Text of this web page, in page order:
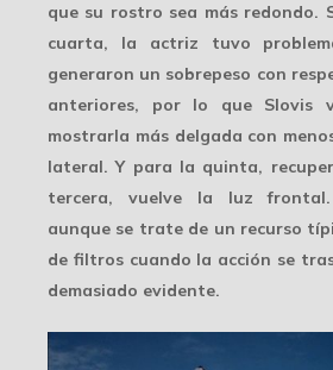
que su rostro sea más redondo.
cuarta, la actriz tuvo
generaron un sobrepeso con
anteriores, por lo que Slovis
mostrarla más delgada con
lateral. Y para la quinta,
tercera, vuelve la luz frontal.
aunque se trate de un recurso
de filtroscuando la acción se
demasiado evidente.